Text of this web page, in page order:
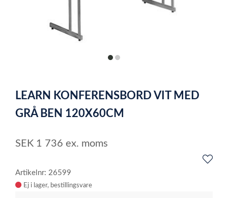
itemitem
of
2
LEARN KONFERENSBORD VIT MED
GRÅ BEN 120X60CM
SEK 1 736 ex. moms
Artikelnr: 26599
Ej i lager